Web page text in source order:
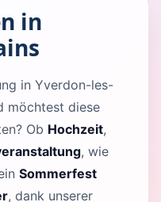
in
in Yverdon-les-
möchtest diese
Ob Hochzeit,
, wie
Sommerfest
, dank unserer